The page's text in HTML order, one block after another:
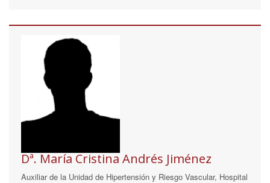
Dª. María Cristina Andrés Jiménez
Auxiliar de la Unidad de Hipertensión y Riesgo Vascular, Hospital